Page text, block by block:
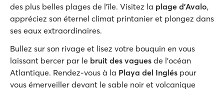
des plus belles plages de l’île. Visitez la plage d’Avalo,
appréciez son éternel climat printanier et plongez dans
ses eaux extraordinaires.
Bullez sur son rivage et lisez votre bouquin en vous
laissant bercer par le bruit des vagues de l’océan
Atlantique. Rendez-vous à la Playa del Inglés pour
vous émerveiller devant le sable noir et volcanique